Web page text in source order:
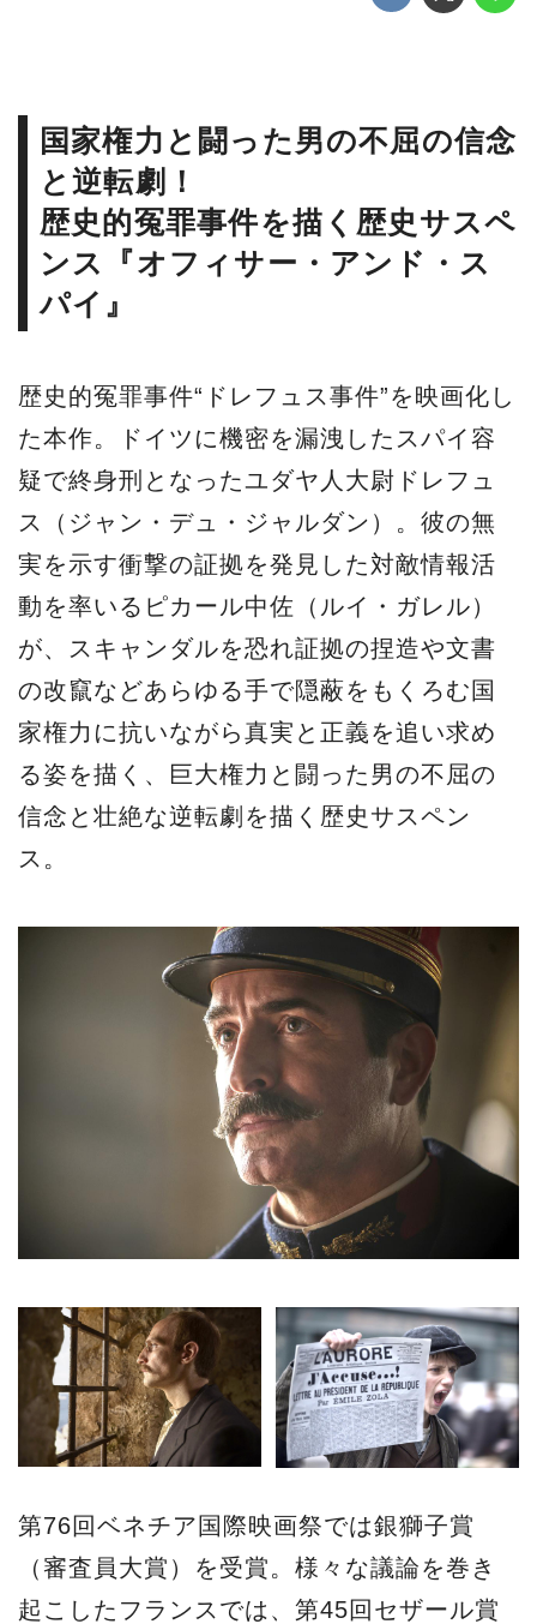
国家権力と闘った男の不屈の信念
と逆転劇！
歴史的冤罪事件を描く歴史サスペ
ンス『オフィサー・アンド・ス
パイ』
歴史的冤罪事件“ドレフュス事件”を映画化し
た本作。ドイツに機密を漏洩したスパイ容
疑で終身刑となったユダヤ人大尉ドレフュ
ス（ジャン・デュ・ジャルダン）。彼の無
実を示す衝撃の証拠を発見した対敵情報活
動を率いるピカール中佐（ルイ・ガレル）
が、スキャンダルを恐れ証拠の捏造や文書
の改竄などあらゆる手で隠蔽をもくろむ国
家権力に抗いながら真実と正義を追い求め
る姿を描く、巨大権力と闘った男の不屈の
信念と壮絶な逆転劇を描く歴史サスペン
ス。
第76回ベネチア国際映画祭では銀獅子賞
（審査員大賞）を受賞。様々な議論を巻き
起こしたフランスでは、第45回セザール賞